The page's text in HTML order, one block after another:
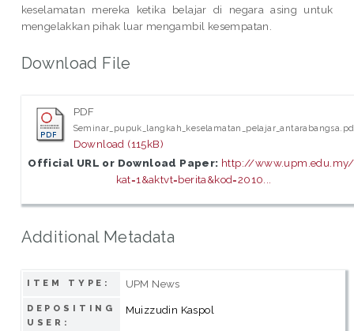
keselamatan mereka ketika belajar di negara asing untuk
mengelakkan pihak luar mengambil kesempatan.
Download File
PDF
Download (115kB)
Official URL or Download Paper: http://
kat=1&aktvt=berita&kod=2010...
Additional Metadata
ITEM TYPE: UPM News
DEPOSITING
USER:
Muizzudin Kaspol